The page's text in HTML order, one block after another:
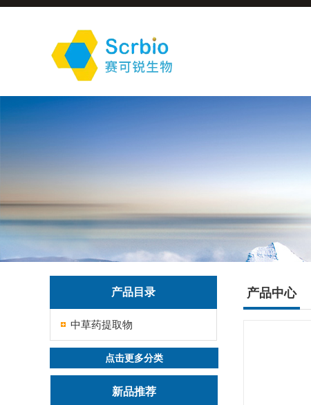
产品目录
中草药提取物
点击更多分类
新品推荐
产品中心